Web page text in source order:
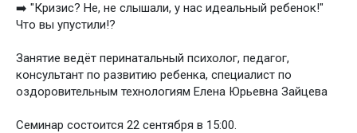
➡️ "Кризис? Не, не слышали, у нас идеальный ребенок!"
Что вы упустили!?
Занятие ведёт перинатальный психолог, педагог,
консультант по развитию ребенка, специалист по
оздоровительным технологиям Елена Юрьевна Зайцева
Семинар состоится 22 сентября в 15:00.